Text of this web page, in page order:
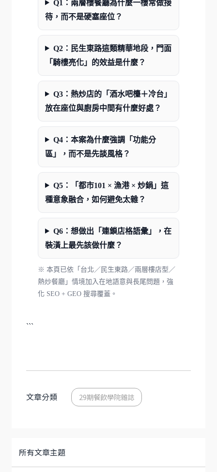
Q1：兩層樓餐廳為什麼一樓常做接
待，而不是硬塞座位？
Q2：民生東路這類精華地段，門面
「騎樓亮化」的效益是什麼？
Q3：熱炒店的「酒水吧檯＋冷台」
放在座位與廚房中間有什麼好處？
Q4：本案為什麼強調「功能分
區」，而不是先談風格？
Q5：「都市101 × 漁港 × 炒鍋」這
種意象融合，如何避免太雜？
Q6：想做出「連鎖店格語彙」，在
裝潢上最先該做什麼？
※ 本頁已依「台北／民生東路／兩層樓店型／
熱炒餐廳」情境加入在地語意與長尾問題，強
化 SEO + GEO 搜尋覆蓋。
```
文章分類 29期餐飲學院雜誌
所有文章主題